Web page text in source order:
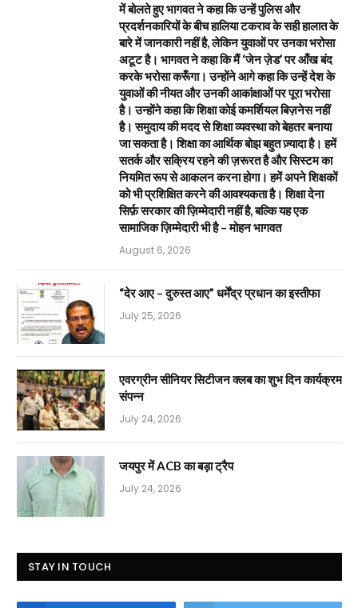
में बोलते हुए भागवत ने कहा कि उन्हें पुलिस और
प्रदर्शनकारियों के बीच हालिया टकराव के सही हालात के
बारे में जानकारी नहीं है, लेकिन युवाओं पर उनका भरोसा
अटूट है। भागवत ने कहा कि मैं ‘जेन ज़ेड’ पर आँख बंद
करके भरोसा करूँगा। उन्होंने आगे कहा कि उन्हें देश के
युवाओं की नीयत और उनकी आकांक्षाओं पर पूरा भरोसा
है। उन्होंने कहा कि शिक्षा कोई कमर्शियल बिज़नेस नहीं
है। समुदाय की मदद से शिक्षा व्यवस्था को बेहतर बनाया
जा सकता है। शिक्षा का आर्थिक बोझ बहुत ज़्यादा है। हमें
सतर्क और सक्रिय रहने की ज़रूरत है और सिस्टम का
नियमित रूप से आकलन करना होगा। हमें अपने शिक्षकों
को भी प्रशिक्षित करने की आवश्यकता है। शिक्षा देना
सिर्फ़ सरकार की ज़िम्मेदारी नहीं है, बल्कि यह एक
सामाजिक ज़िम्मेदारी भी है – मोहन भागवत
August 6, 2026
“देर आए – दुरुस्त आए” धर्मेंद्र प्रधान का इस्तीफा
July 25, 2026
एवरग्रीन सीनियर सिटीजन क्लब का शुभ दिन कार्यक्रम
संपन्न
July 24, 2026
जयपुर में ACB का बड़ा ट्रैप
July 24, 2026
STAY IN TOUCH